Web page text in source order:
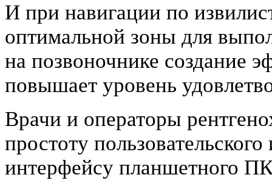
И при навигации по
оптимальной зоны для
на позвоночнике создание
повышает уровень
Врачи и операторы
простоту
интерфейсу планшетного